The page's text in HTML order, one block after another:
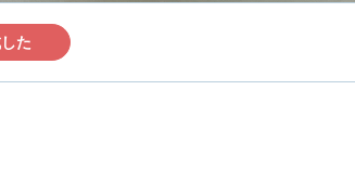
た